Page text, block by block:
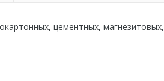
цементных, магнезитовых,